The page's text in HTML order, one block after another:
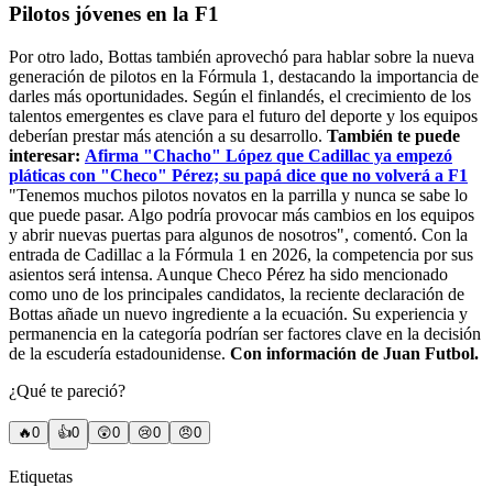
Pilotos jóvenes en la F1
Por otro lado, Bottas también aprovechó para hablar sobre la nueva
generación de pilotos en la Fórmula 1, destacando la importancia de
darles más oportunidades. Según el finlandés, el crecimiento de los
talentos emergentes es clave para el futuro del deporte y los equipos
deberían prestar más atención a su desarrollo. También te puede
interesar: Afirma "Chacho" López que Cadillac ya empezó
pláticas con "Checo" Pérez; su papá dice que no volverá a F1
"Tenemos muchos pilotos novatos en la parrilla y nunca se sabe lo
que puede pasar. Algo podría provocar más cambios en los equipos
y abrir nuevas puertas para algunos de nosotros", comentó. Con la
entrada de Cadillac a la Fórmula 1 en 2026, la competencia por sus
asientos será intensa. Aunque Checo Pérez ha sido mencionado
como uno de los principales candidatos, la reciente declaración de
Bottas añade un nuevo ingrediente a la ecuación. Su experiencia y
permanencia en la categoría podrían ser factores clave en la decisión
de la escudería estadounidense. Con información de Juan Futbol.
¿Qué te pareció?
🔥0 👍0 😲0 😢0 😠0
Etiquetas